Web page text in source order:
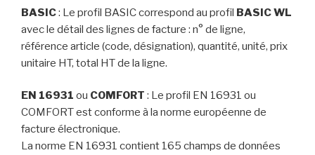
BASIC: Le profil BASIC correspond au profil BASIC WL
avec le détail des lignes de facture : n° de ligne,
référence article (code, désignation), quantité, unité, prix
unitaire HT, total HT de la ligne.
EN 16931 ou COMFORT : Le profil EN 16931 ou
COMFORT est conforme à la norme européenne de
facture électronique.
La norme EN 16931 contient 165 champs de données